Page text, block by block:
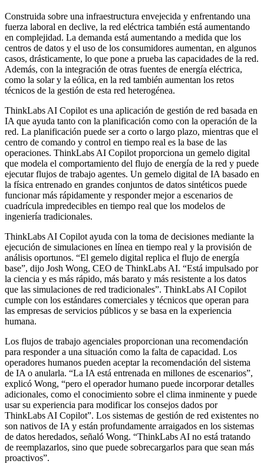
Construida sobre una infraestructura envejecida y enfrentando una
fuerza laboral en declive, la red eléctrica también está aumentando
en complejidad. La demanda está aumentando a medida que los
centros de datos y el uso de los consumidores aumentan, en algunos
casos, drásticamente, lo que pone a prueba las capacidades de la red.
Además, con la integración de otras fuentes de energía eléctrica,
como la solar y la eólica, en la red también aumentan los retos
técnicos de la gestión de esta red heterogénea.
ThinkLabs AI Copilot es una aplicación de gestión de red basada en
IA que ayuda tanto con la planificación como con la operación de la
red. La planificación puede ser a corto o largo plazo, mientras que el
centro de comando y control en tiempo real es la base de las
operaciones. ThinkLabs AI Copilot proporciona un gemelo digital
que modela el comportamiento del flujo de energía de la red y puede
ejecutar flujos de trabajo agentes. Un gemelo digital de IA basado en
la física entrenado en grandes conjuntos de datos sintéticos puede
funcionar más rápidamente y responder mejor a escenarios de
cuadrícula impredecibles en tiempo real que los modelos de
ingeniería tradicionales.
ThinkLabs AI Copilot ayuda con la toma de decisiones mediante la
ejecución de simulaciones en línea en tiempo real y la provisión de
análisis oportunos. “El gemelo digital replica el flujo de energía
base”, dijo Josh Wong, CEO de ThinkLabs AI. “Está impulsado por
la ciencia y es más rápido, más barato y más resistente a los datos
que las simulaciones de red tradicionales”. ThinkLabs AI Copilot
cumple con los estándares comerciales y técnicos que operan para
las empresas de servicios públicos y se basa en la experiencia
humana.
Los flujos de trabajo agenciales proporcionan una recomendación
para responder a una situación como la falta de capacidad. Los
operadores humanos pueden aceptar la recomendación del sistema
de IA o anularla. “La IA está entrenada en millones de escenarios”,
explicó Wong, “pero el operador humano puede incorporar detalles
adicionales, como el conocimiento sobre el clima inminente y puede
usar su experiencia para modificar los consejos dados por
ThinkLabs AI Copilot”. Los sistemas de gestión de red existentes no
son nativos de IA y están profundamente arraigados en los sistemas
de datos heredados, señaló Wong. “ThinkLabs AI no está tratando
de reemplazarlos, sino que puede sobrecargarlos para que sean más
proactivos”.